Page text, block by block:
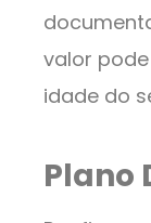
valor
idade do
Plano